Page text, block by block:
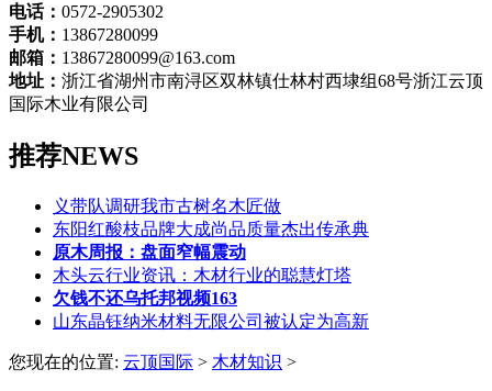
电话： 0572-2905302
手机： 13867280099
邮箱： 13867280099@163.com
地址： 浙江省湖州市南浔区双林镇仕林村西埭组68号浙江云顶
国际木业有限公司
推荐NEWS
义带队调研我市古树名木匠做
东阳红酸枝品牌大成尚品质量杰出传承典
原木周报：盘面窄幅震动
木头云行业资讯：木材行业的聪慧灯塔
欠钱不还乌托邦视频163
山东晶钰纳米材料无限公司被认定为高新
您现在的位置: 云顶国际 > 木材知识 >